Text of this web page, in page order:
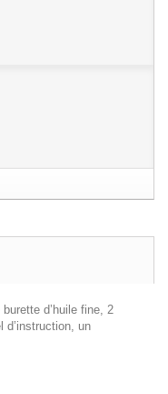
d’huile fine, 2
d’instruction, un